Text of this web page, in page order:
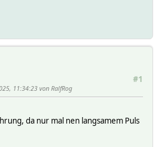
#1
11:34:23 von RalfRog
da nur mal nen langsamem Puls